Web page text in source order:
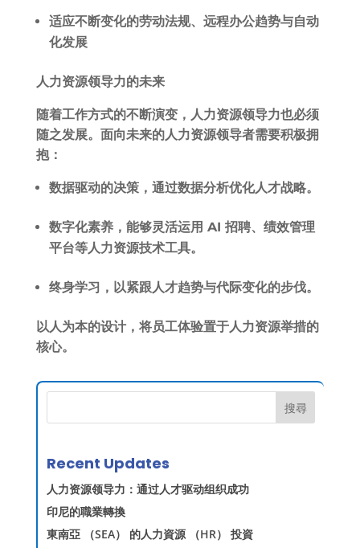
适应不断变化的劳动法规、远程办公趋势与自动
化发展
人力资源领导力的未来
随着工作方式的不断演变，人力资源领导力也必须
随之发展。面向未来的人力资源领导者需要积极拥
抱：
数据驱动的决策，通过数据分析优化人才战略。
数字化素养，能够灵活运用 AI 招聘、绩效管理
平台等人力资源技术工具。
终身学习，以紧跟人才趋势与代际变化的步伐。
以人为本的设计，将员工体验置于人力资源举措的
核心。
搜尋
Recent Updates
人力资源领导力：通过人才驱动组织成功
印尼的職業轉換
東南亞 （SEA） 的人力資源 （HR） 投資